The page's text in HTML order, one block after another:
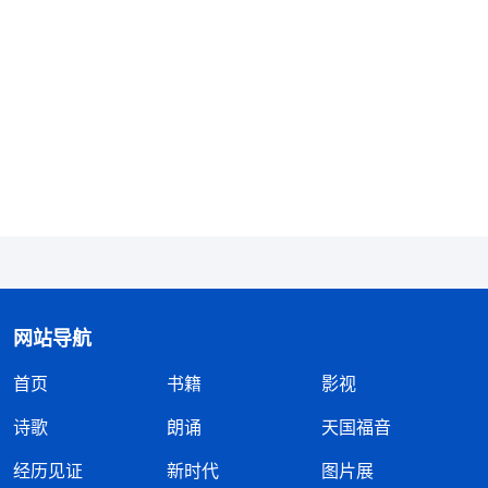
还有，在恩典时代主耶稣来作工的时候也没有新约圣
经，新约圣经是在主后三百多年的一次宗教会议上，
四福音，并加上一些使徒们写给各教会的部分书信，
以及门徒约翰记载的启示录，他们把这些内容汇编在
了一起，就形成了新约圣经。我们从《圣经》成书的
网站导航
首页 书籍
影视
诗歌
朗诵
天国福音
经历见证
新时代
图片展